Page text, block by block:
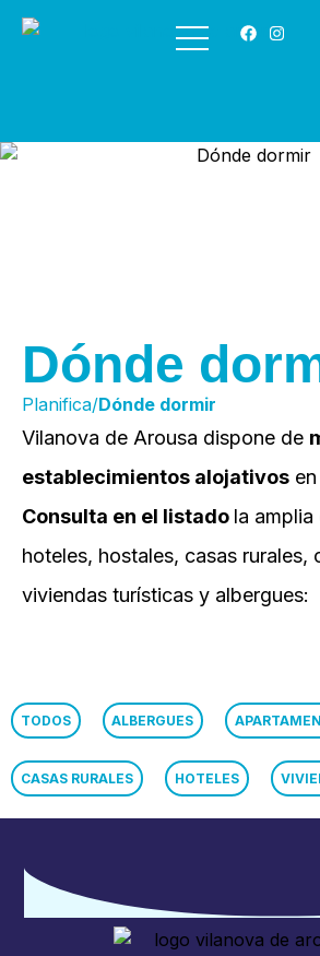
Dónde
Planifica/Dónde dormir
Vilanova de Arousa dispone de
establecimientos alojativos
Consulta en el listado la
hoteles, hostales, casas rurales,
viviendas turísticas y albergues:
TODOS ALBERGUES
CASAS RURALES HOTELES